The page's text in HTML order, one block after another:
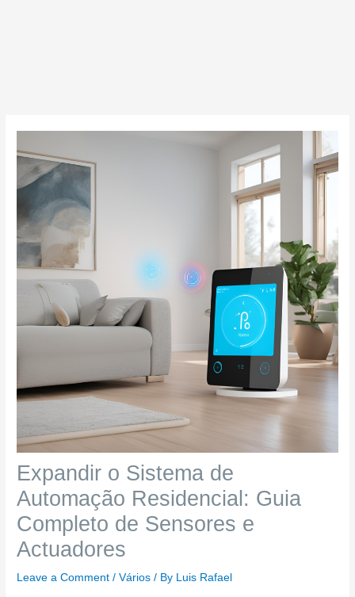
Expandir o Sistema de
Automação Residencial: Guia
Completo de Sensores e
Actuadores
Leave a Comment /Vários / By Luis Rafael